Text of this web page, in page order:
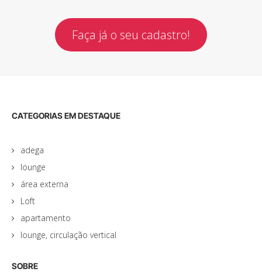
Faça já o seu cadastro!
CATEGORIAS EM DESTAQUE
adega
lounge
área externa
Loft
apartamento
lounge, circulação vertical
SOBRE